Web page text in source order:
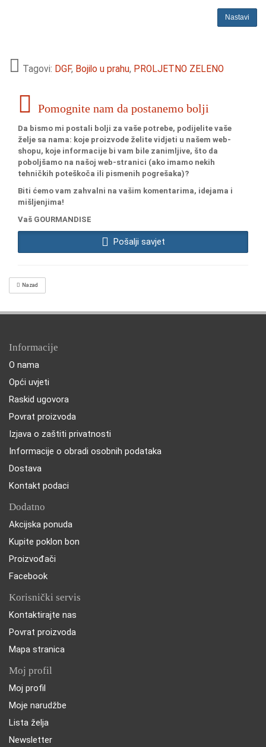
Nastavi
Tagovi: DGF, Bojilo u prahu, PROLJETNO ZELENO
Pomognite nam da postanemo bolji
Da bismo mi postali bolji za vaše potrebe, podijelite vaše
želje sa nama: koje proizvode želite vidjeti u našem web-
shopu, koje informacije bi vam bile zanimljive, što da
poboljšamo na našoj web-stranici (ako imamo nekih
tehničkih poteškoča ili pismenih pogrešaka)?
Biti ćemo vam zahvalni na vašim komentarima, idejama i
mišljenjima!
Vaš GOURMANDISE
Pošalji savjet
Nazad
Informacije
O nama
Opći uvjeti
Raskid ugovora
Povrat proizvoda
Izjava o zaštiti privatnosti
Informacije o obradi osobnih podataka
Dostava
Kontakt podaci
Dodatno
Akcijska ponuda
Kupite poklon bon
Proizvođači
Facebook
Korisnički servis
Kontaktirajte nas
Povrat proizvoda
Mapa stranica
Moj profil
Moj profil
Moje narudžbe
Lista želja
Newsletter